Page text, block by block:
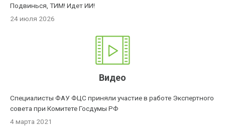
Подвинься, ТИМ! Идет ИИ!
24 июля 2026
Видео
Специалисты ФАУ ФЦС приняли участие в работе Экспертного
совета при Комитете Госдумы РФ
4 марта 2021